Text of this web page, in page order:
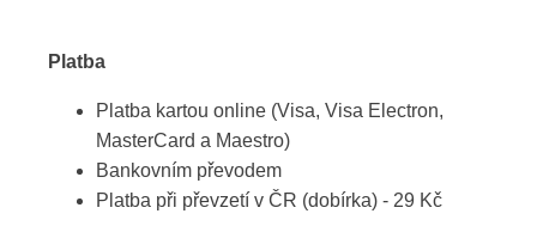
Platba
Platba kartou online (Visa, Visa Electron,
MasterCard a Maestro)
Bankovním převodem
Platba při převzetí v ČR (dobírka) - 29 Kč